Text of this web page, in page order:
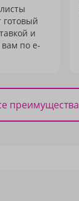
готовый
и
по e-
преимущества